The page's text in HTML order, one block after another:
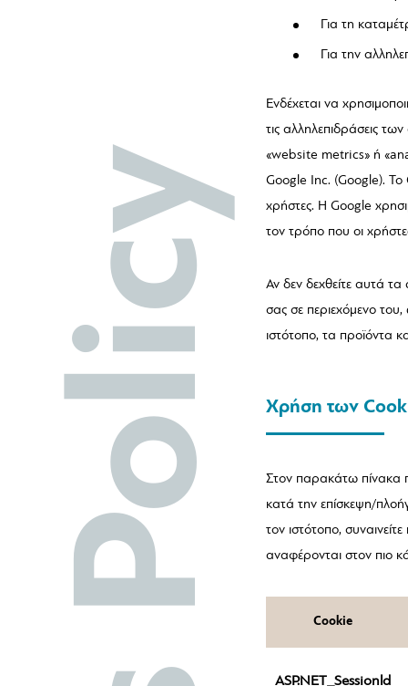
Για τη
Για την
Ενδέχεται να
τις αλληλεπιδράσεις
«website metrics» ή
Google Inc. (Google). Το
χρήστες. Η Google
τον τρόπο που οι
Αν δεν δεχθείτε αυτά
σας σε περιεχόμενο
ιστότοπο, τα προϊόντα
Χρήση των
Στον παρακάτω πίνακα
κατά την επίσκεψη/
τον ιστότοπο,
αναφέρονται στον πιο
Cookie
ASP.NET_Sessionld
Cookie
ASP.NET_Sessionld